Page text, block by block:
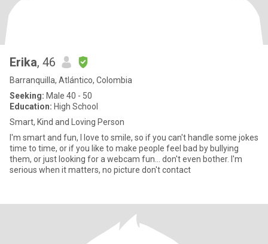
Erika, 46
Barranquilla, Atlántico, Colombia
Seeking: Male 40 - 50
Education: High School
Smart, Kind and Loving Person
I'm smart and fun, I love to smile, so if you can't handle some jokes
time to time, or if you like to make people feel bad by bullying
them, or just looking for a webcam fun... don't even bother. I'm
serious when it matters, no picture don't contact